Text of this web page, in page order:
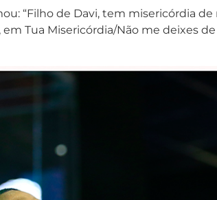
“Filho de Davi, tem misericórdia
em Tua Misericórdia/Não me deixes